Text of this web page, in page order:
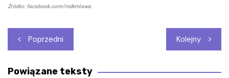
Źródło: facebook.com/mdkmlawa
Nawigacja
wpisu
Poprzedni Kolejny
Powiązane teksty